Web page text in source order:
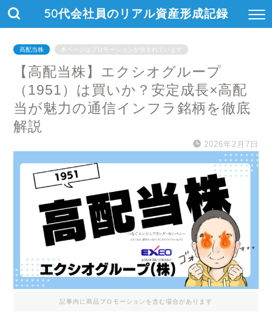
50代会社員のリアル資産形成記録
高配当株 本ページはプロモーションが含まれています
【高配当株】エクシオグループ
（1951）は買いか？安定成長×高配
当が魅力の通信インフラ銘柄を徹底
解説
2026年2月7日
記事内に商品プロモーションを含む場合があります